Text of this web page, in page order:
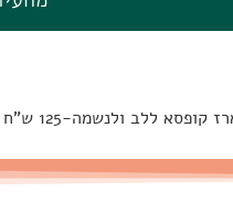
ללב ולנשמה-125 ש"ח + מע"מ